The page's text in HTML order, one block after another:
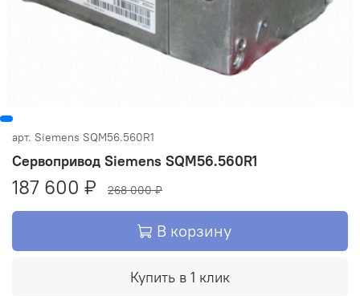
арт. Siemens SQM56.560R1
Сервопривод Siemens SQM56.560R1
187 600 ₽ 268 000 ₽
В корзину
Купить в 1 клик